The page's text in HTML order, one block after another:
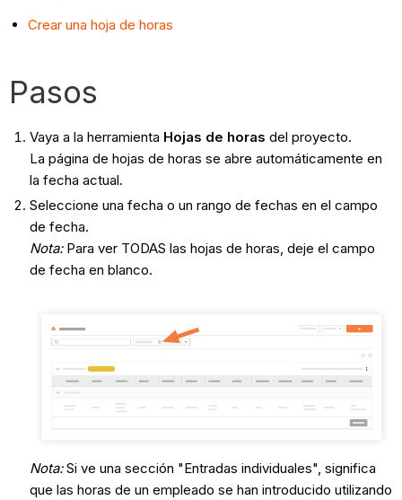
Crear una hoja de horas
Pasos
Vaya a la herramienta Hojas de horas del proyecto.
La página de hojas de horas se abre automáticamente en
la fecha actual.
Seleccione una fecha o un rango de fechas en el campo
de fecha.
Nota:Para ver TODAS las hojas de horas, deje el campo
de fecha en blanco.
Nota:Si ve una sección "Entradas individuales", significa
que las horas de un empleado se han introducido utilizando